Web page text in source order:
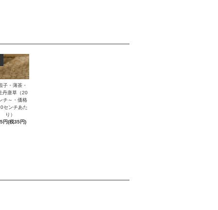
子・薄茶・
丹唐草（20
チ～・価格
センチあた
り）
円(税35円)